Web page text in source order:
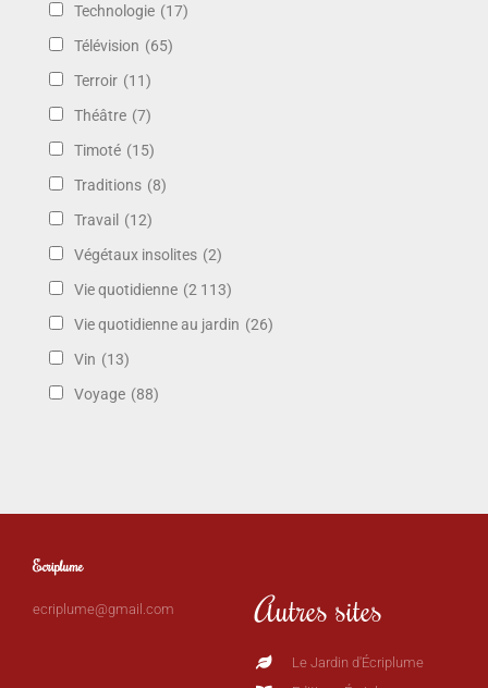
Technologie (17)
Télévision (65)
Terroir (11)
Théâtre (7)
Timoté (15)
Traditions (8)
Travail (12)
Végétaux insolites (2)
Vie quotidienne (2 113)
Vie quotidienne au jardin (26)
Vin (13)
Voyage (88)
Ecriplume
ecriplume@gmail.com Autres sites
Le Jardin d'Écriplume